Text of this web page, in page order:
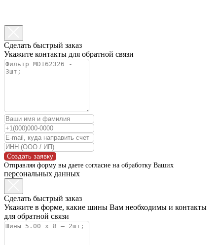
Сделать быстрый заказ
Укажите контакты для обратной связи
Создать заявку
Отправляя форму вы даете согласие на обработку Ваших
персональных данных
Сделать быстрый заказ
Укажите в форме, какие шины Вам необходимы и контакты
для обратной связи